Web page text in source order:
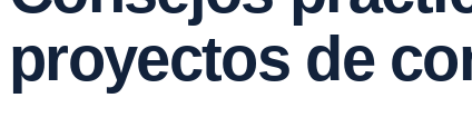
proyectos de